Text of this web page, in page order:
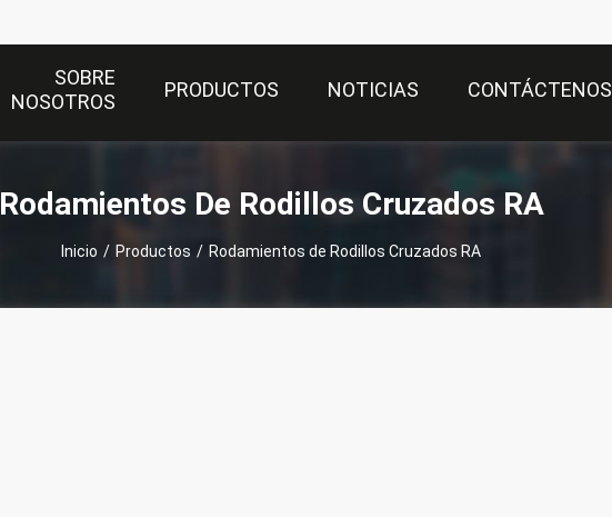
SOBRE
NOSOTROS
PRODUCTOS NOTICIAS CONTÁCTENOS
Rodamientos De Rodillos Cruzados RA
Inicio / Productos / Rodamientos de Rodillos Cruzados RA